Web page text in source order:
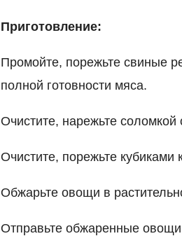
Приготовление:
Промойте, порежьте свиные
полной готовности мяса.
Очистите, нарежьте
Очистите, порежьте кубиками
Обжарьте овощи в
Отправьте обжаренные